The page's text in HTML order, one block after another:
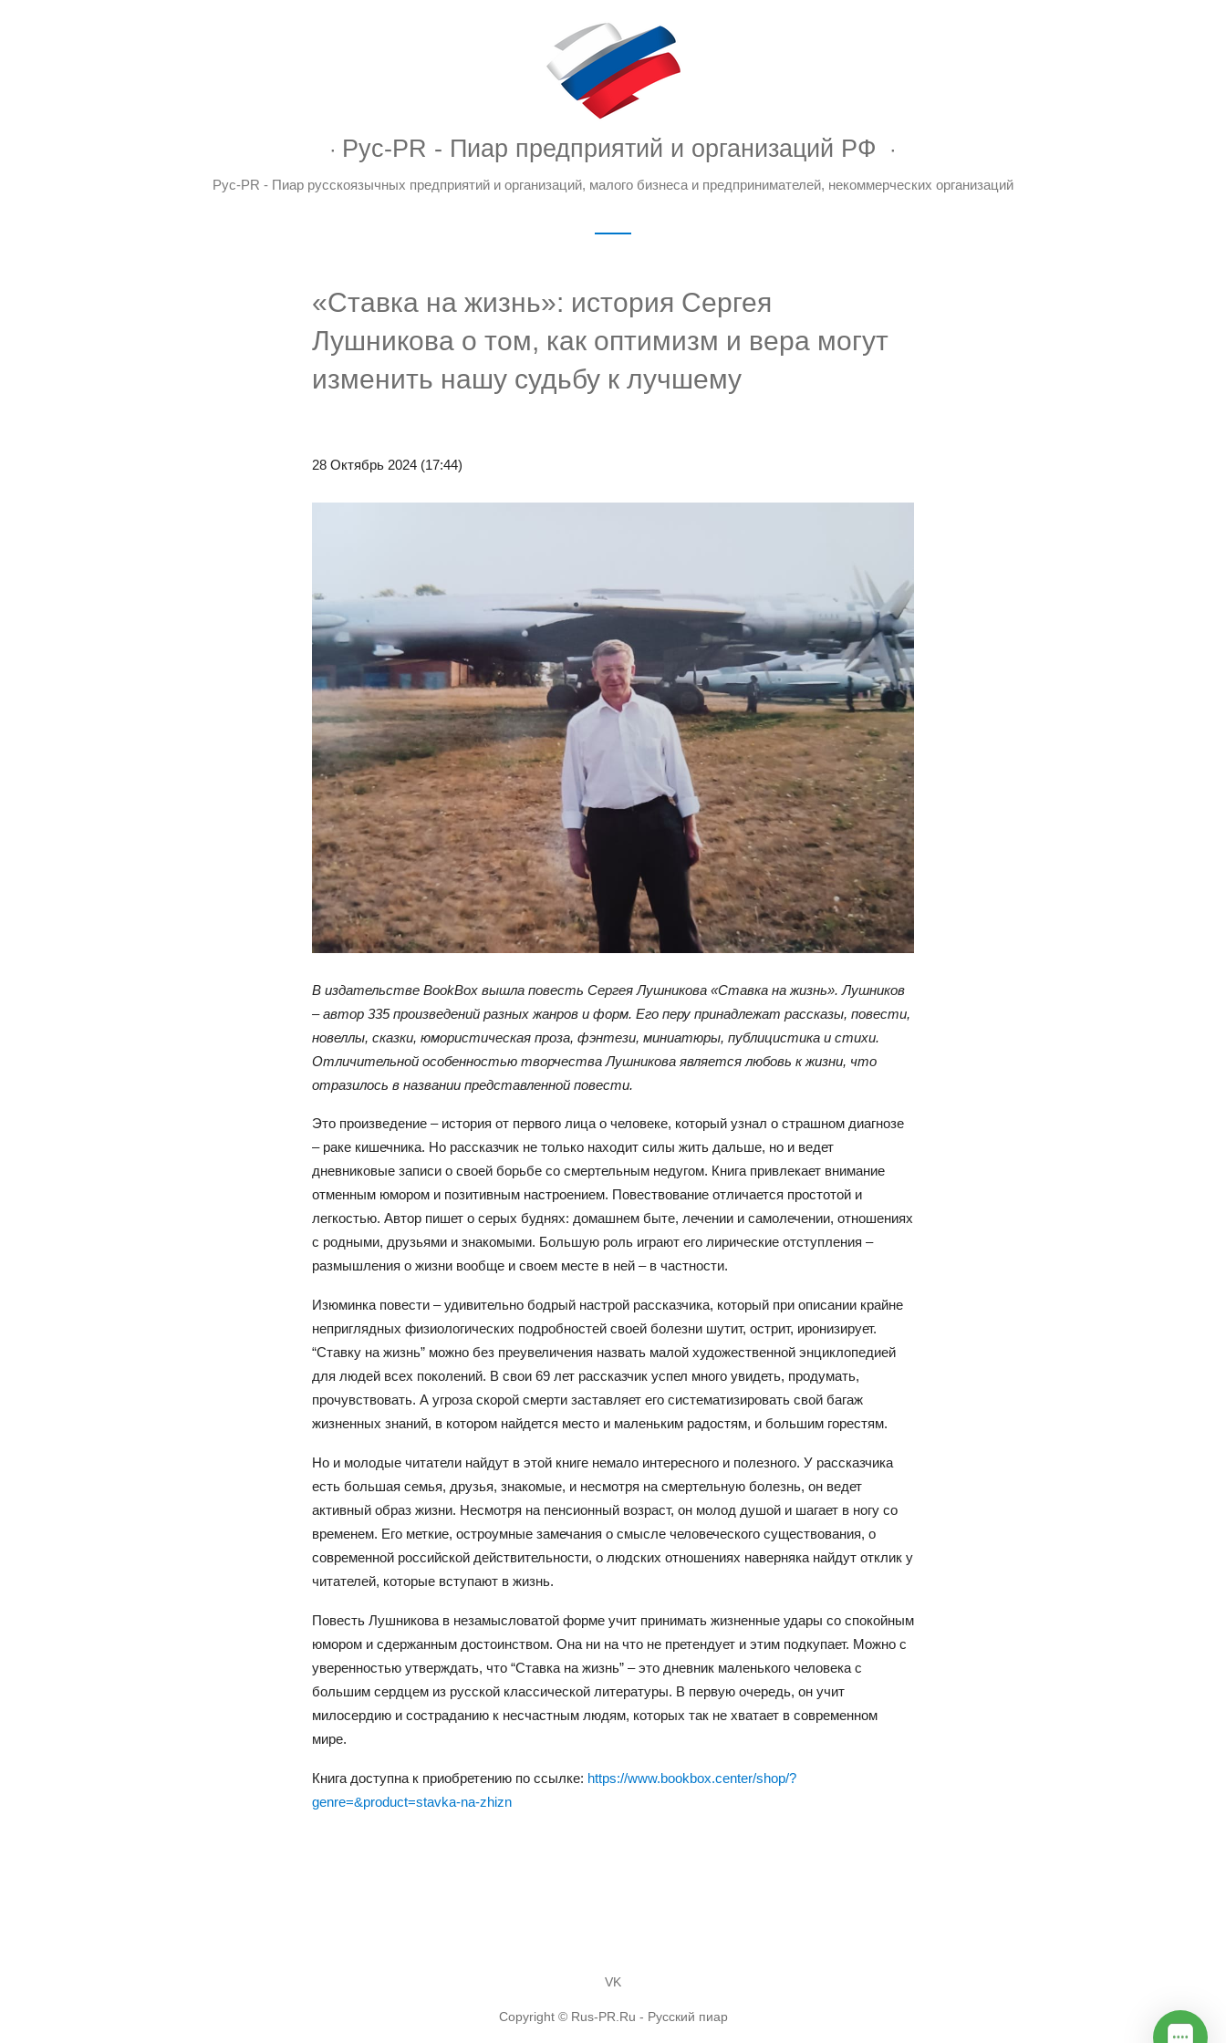
Рус-PR - Пиар предприятий и организаций РФ
Рус-PR - Пиар русскоязычных предприятий и организаций, малого бизнеса и предпринимателей, некоммерческих организаций
«Ставка на жизнь»: история Сергея
Лушникова о том, как оптимизм и вера могут
изменить нашу судьбу к лучшему
28 Октябрь 2024 (17:44)
В издательстве BookBox вышла повесть Сергея Лушникова «Ставка на жизнь». Лушников
– автор 335 произведений разных жанров и форм. Его перу принадлежат рассказы, повести,
новеллы, сказки, юмористическая проза, фэнтези, миниатюры, публицистика и стихи.
Отличительной особенностью творчества Лушникова является любовь к жизни, что
отразилось в названии представленной повести.
Это произведение – история от первого лица о человеке, который узнал о страшном диагнозе
– раке кишечника. Но рассказчик не только находит силы жить дальше, но и ведет
дневниковые записи о своей борьбе со смертельным недугом. Книга привлекает внимание
отменным юмором и позитивным настроением. Повествование отличается простотой и
легкостью. Автор пишет о серых буднях: домашнем быте, лечении и самолечении, отношениях
с родными, друзьями и знакомыми. Большую роль играют его лирические отступления –
размышления о жизни вообще и своем месте в ней – в частности.
Изюминка повести – удивительно бодрый настрой рассказчика, который при описании крайне
неприглядных физиологических подробностей своей болезни шутит, острит, иронизирует.
“Ставку на жизнь” можно без преувеличения назвать малой художественной энциклопедией
для людей всех поколений. В свои 69 лет рассказчик успел много увидеть, продумать,
прочувствовать. А угроза скорой смерти заставляет его систематизировать свой багаж
жизненных знаний, в котором найдется место и маленьким радостям, и большим горестям.
Но и молодые читатели найдут в этой книге немало интересного и полезного. У рассказчика
есть большая семья, друзья, знакомые, и несмотря на смертельную болезнь, он ведет
активный образ жизни. Несмотря на пенсионный возраст, он молод душой и шагает в ногу со
временем. Его меткие, остроумные замечания о смысле человеческого существования, о
современной российской действительности, о людских отношениях наверняка найдут отклик у
читателей, которые вступают в жизнь.
Повесть Лушникова в незамысловатой форме учит принимать жизненные удары со спокойным
юмором и сдержанным достоинством. Она ни на что не претендует и этим подкупает. Можно с
уверенностью утверждать, что “Ставка на жизнь” – это дневник маленького человека с
большим сердцем из русской классической литературы. В первую очередь, он учит
милосердию и состраданию к несчастным людям, которых так не хватает в современном
мире.
Книга доступна к приобретению по ссылке: https://www.bookbox.center/shop/?
genre=&product=stavka-na-zhizn
VK
Copyright © Rus-PR.Ru - Русский пиар